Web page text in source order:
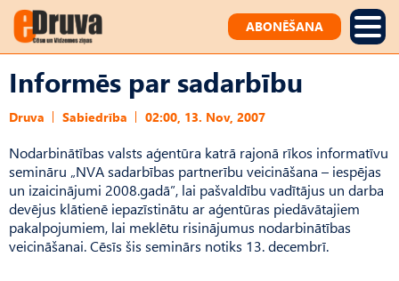
ABONĒŠANA
Informēs par sadarbību
Druva Sabiedrība 02:00, 13. Nov, 2007
Nodarbinātības valsts aģentūra katrā rajonā rīkos informatīvu
semināru „NVA sadarbības partnerību veicināšana – iespējas
un izaicinājumi 2008.gadā”, lai pašvaldību vadītājus un darba
devējus klātienē iepazīstinātu ar aģentūras piedāvātajiem
pakalpojumiem, lai meklētu risinājumus nodarbinātības
veicināšanai. Cēsīs šis seminārs notiks 13. decembrī.